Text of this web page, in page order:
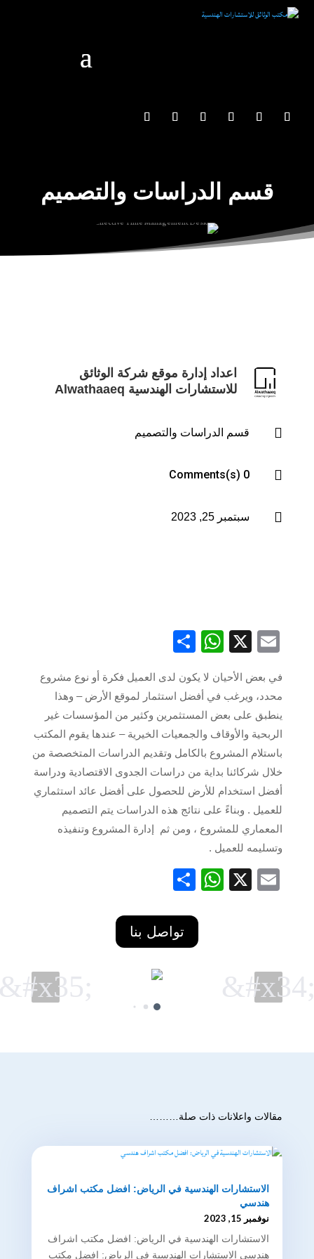
قسم الدراسات والتصميم
اعداد إدارة موقع شركة الوثائق
للاستشارات الهندسية Alwathaaeq
 قسم الدراسات والتصميم

0 Comments(s)
 سبتمبر 25, 2023
Email
X
WhatsApp
في بعض الأحيان لا يكون لدى العميل فكرة أو نوع مشروع
محدد، ويرغب في أفضل استثمار لموقع الأرض – وهذا
ينطبق على بعض المستثمرين وكثير من المؤسسات غير
الربحية والأوقاف والجمعيات الخيرية – عندها يقوم المكتب
باستلام المشروع بالكامل وتقديم الدراسات المتخصصة من
خلال شركائنا بداية من دراسات الجدوى الاقتصادية ودراسة
أفضل استخدام للأرض للحصول على أفضل عائد استثماري
للعميل . وبناءً على نتائج هذه الدراسات يتم التصميم
المعماري للمشروع ، ومن ثم إدارة المشروع وتنفيذه
وتسليمه للعميل .
Email
X
WhatsApp
تواصل بنا
مقالات واعلانات ذات صلة………
الاستشارات الهندسية في الرياض: افضل مكتب اشراف
هندسي
نوفمبر 15, 2023
الاستشارات الهندسية في الرياض: افضل مكتب اشراف
هندسي الاستشارات الهندسية في الرياض: افضل مكتب